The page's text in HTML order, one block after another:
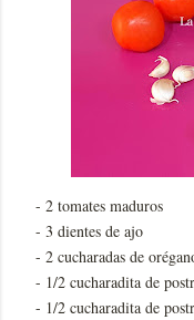
- 2 tomates maduros
- 3 dientes de ajo
- 2 cucharadas de
- 1/2 cucharadita de
- 1/2 cucharadita de